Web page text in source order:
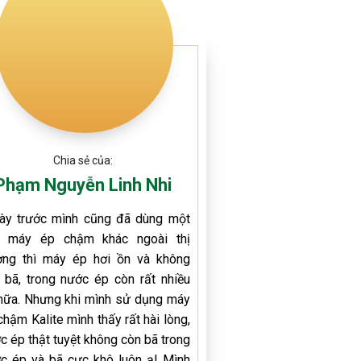
Chia sẻ của:
Nguyễn Linh Nhi
trước mình cũng đã dùng một
máy ép chậm khác ngoài thị
thì máy ép hơi ồn và không
bã, trong nước ép còn rất nhiều
Nhưng khi mình sử dụng máy
Kalite mình thấy rất hài lòng,
ép thật tuyệt không còn bã trong